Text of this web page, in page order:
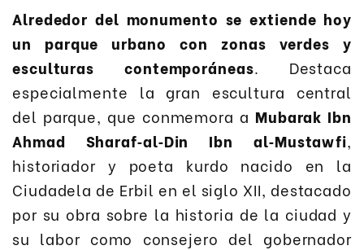
Alrededor del monumento se extiende hoy
un parque urbano con zonas verdes y
esculturas contemporáneas. Destaca
especialmente la gran escultura central
del parque, que conmemora a Mubarak Ibn
Ahmad Sharaf‑al‑Din Ibn al‑Mustawfi,
historiador y poeta kurdo nacido en la
Ciudadela de Erbil en el siglo XII, destacado
por su obra sobre la historia de la ciudad y
su labor como consejero del gobernador